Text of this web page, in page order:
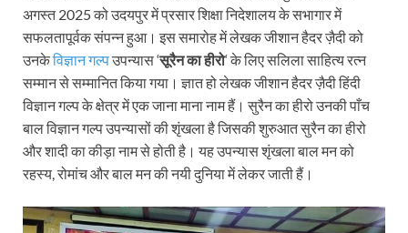
अगस्त 2025 को उदयपुर में प्रसार शिक्षा निदेशालय के सभागार में
सफलतापूर्वक संपन्न हुआ। इस समारोह में लेखक जीशान हैदर ज़ैदी को
उनकेविज्ञान गल्पउपन्यास ‘सूरैन का हीरो‘ के लिए सलिला साहित्य रत्न
सम्मान से सम्मानित किया गया। ज्ञात हो लेखक जीशान हैदर ज़ैदी हिंदी
विज्ञान गल्प के क्षेत्र में एक जाना माना नाम हैं। सुरैन का हीरो उनकी पाँच
बाल विज्ञान गल्प उपन्यासों की शृंखला है जिसकी शुरुआत सुरैन का हीरो
और शादी का कीड़ा नाम से होती है। यह उपन्यास शृंखला बाल मन को
रहस्य, रोमांच और बाल मन की नयी दुनिया में लेकर जाती हैं।